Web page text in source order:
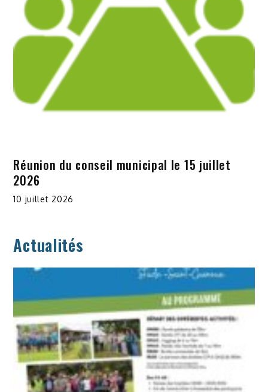
Réunion du conseil municipal le 15 juillet
2026
10 juillet 2026
Actualités